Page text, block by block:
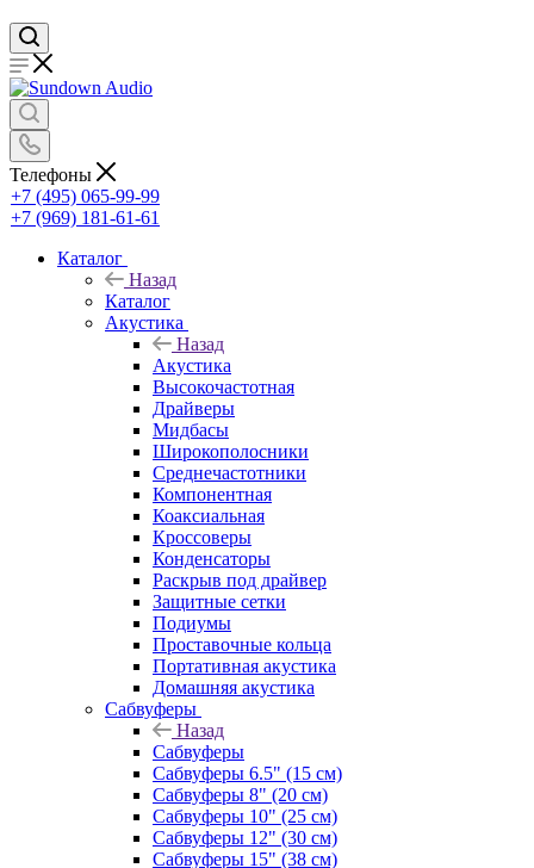
Телефоны
+7 (495) 065-99-99
+7 (969) 181-61-61
Каталог
Назад
Каталог
Акустика
Назад
Акустика
Высокочастотная
Драйверы
Мидбасы
Широкополосники
Среднечастотники
Компонентная
Коаксиальная
Кроссоверы
Конденсаторы
Раскрыв под драйвер
Защитные сетки
Подиумы
Проставочные кольца
Портативная акустика
Домашняя акустика
Сабвуферы
Назад
Сабвуферы
Сабвуферы 6.5" (15 см)
Сабвуферы 8" (20 см)
Сабвуферы 10" (25 см)
Сабвуферы 12" (30 см)
Сабвуферы 15" (38 см)